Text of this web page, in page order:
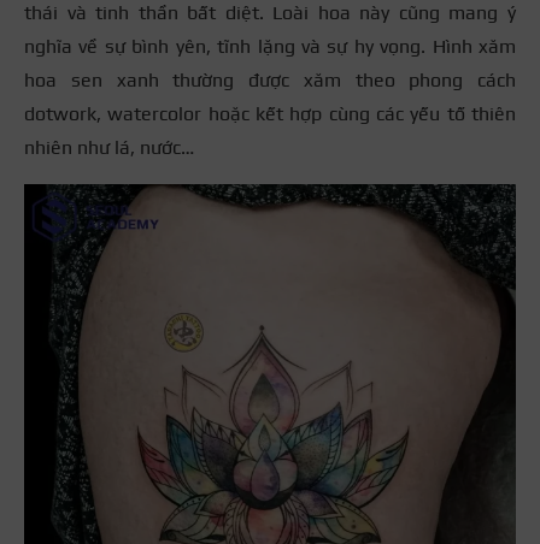
thái và tinh thần bất diệt. Loài hoa này cũng mang ý
nghĩa về sự bình yên, tĩnh lặng và sự hy vọng. Hình xăm
hoa sen xanh thường được xăm theo phong cách
dotwork, watercolor hoặc kết hợp cùng các yếu tố thiên
nhiên như lá, nước…